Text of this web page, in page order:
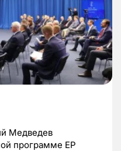
Медведев
программе ЕР